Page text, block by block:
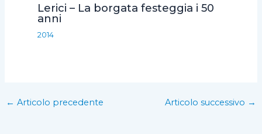
Lerici – La borgata festeggia i 50
anni
2014
← Articolo precedente Articolo successivo →